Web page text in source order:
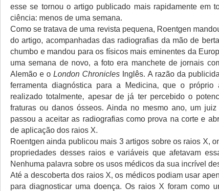
esse se tornou o artigo publicado mais rapidamente em
ciência: menos de uma semana.
Como se tratava de uma revista pequena, Roentgen
do artigo, acompanhadas das radiografias da mão de
chumbo e mandou para os físicos mais eminentes da
uma semana de novo, a foto era manchete de jornais
Alemão e o London Chronicles Inglês. A razão da
ferramenta diagnóstica para a Medicina, que o próprio
realizado totalmente, apesar de já ter percebido o
fraturas ou danos ósseos. Ainda no mesmo ano, um juiz
passou a aceitar as radiografias como prova na corte e
de aplicação dos raios X.
Roentgen ainda publicou mais 3 artigos sobre os raios X,
propriedades desses raios e variáveis que afetavam
Nenhuma palavra sobre os usos médicos da sua incrível
Até a descoberta dos raios X, os médicos podiam usar
para diagnosticar uma doença. Os raios X foram como